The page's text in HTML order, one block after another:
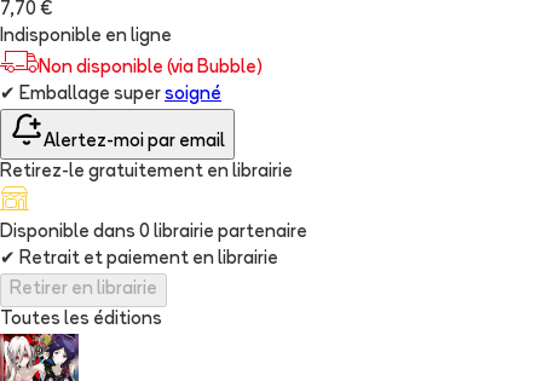
7,70 €
Indisponible en ligne
Non disponible (via Bubble)
✔ Emballage super soigné
Alertez-moi par email
Retirez-le gratuitement en librairie
Disponible dans 0 librairie partenaire
✔ Retrait et paiement en librairie
Retirer en librairie
Toutes les éditions